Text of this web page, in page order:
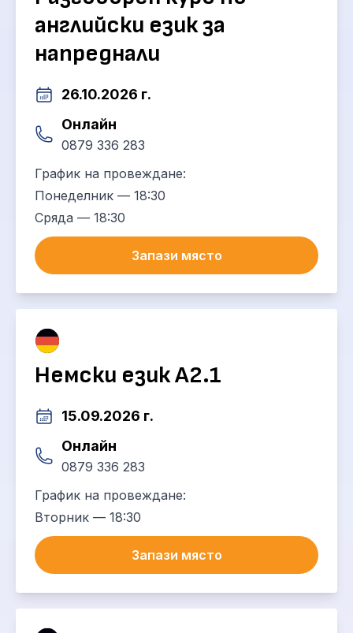
английски език за
напреднали
26.10.2026 г.
Онлайн
0879 336 283
График на провеждане:
Понеделник — 18:30
Сряда — 18:30
Запази място
Немски език А2.1
15.09.2026 г.
Онлайн
0879 336 283
График на провеждане:
Вторник — 18:30
Запази място